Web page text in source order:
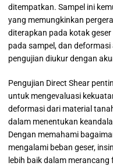
ditempatkan. Sampel ini
yang memungkinkan
diterapkan pada kotak
pada sampel, dan
pengujian diukur dengan
Pengujian Direct Shear
untuk mengevaluasi
deformasi dari material
dalam menentukan
Dengan memahami
mengalami beban geser,
lebih baik dalam